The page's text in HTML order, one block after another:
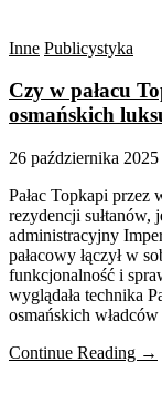
Inne Publicystyka
Czy w pałacu
osmańskich
26 października 2025
Pałac Topkapi przez
rezydencji sułtanów,
administracyjny
pałacowy łączył w
funkcjonalność i
wyglądała technika
osmańskich
Continue Reading →